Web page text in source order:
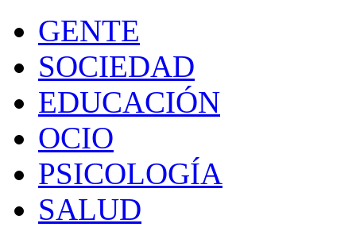
GENTE
SOCIEDAD
EDUCACIÓN
OCIO
PSICOLOGÍA
SALUD